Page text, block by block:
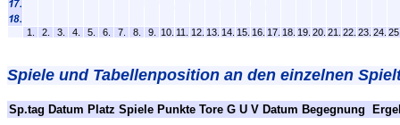
1. 2. 3. 4. 5. 6. 7. 8. 9. 10. 11. 12. 13. 14. 15. 16. 17. 18. 19. 20. 21. 22. 23. 24.
Spiele und Tabellenposition an den einzelnen
Sp.tag Datum Platz Spiele Punkte Tore G U V Datum Begegnung